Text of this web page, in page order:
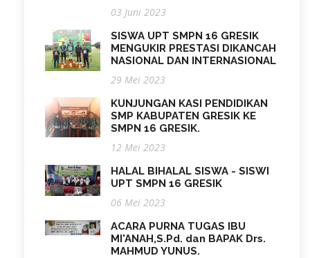
03 Juni 2023
SISWA UPT SMPN 16 GRESIK
MENGUKIR PRESTASI DIKANCAH
NASIONAL DAN INTERNASIONAL
29 Mei 2023
KUNJUNGAN KASI PENDIDIKAN
SMP KABUPATEN GRESIK KE
SMPN 16 GRESIK.
12 Mei 2023
HALAL BIHALAL SISWA - SISWI
UPT SMPN 16 GRESIK
06 Mei 2023
ACARA PURNA TUGAS IBU
MI'ANAH,S.Pd. dan BAPAK Drs.
MAHMUD YUNUS.